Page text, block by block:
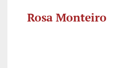
Rosa Monteiro